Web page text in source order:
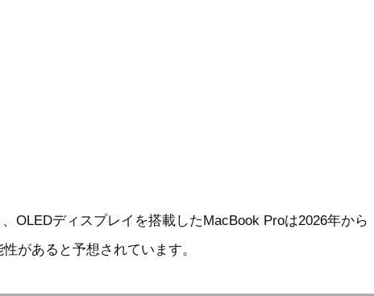
OLEDディスプレイを搭載したMacBook Proは2026年から
があると予想されています。